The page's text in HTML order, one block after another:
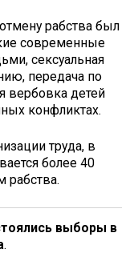
рабства был
современные
сексуальная
передача по
вербовка детей
конфликтах.
труда, в
более 40
рабства.
выборы в
.